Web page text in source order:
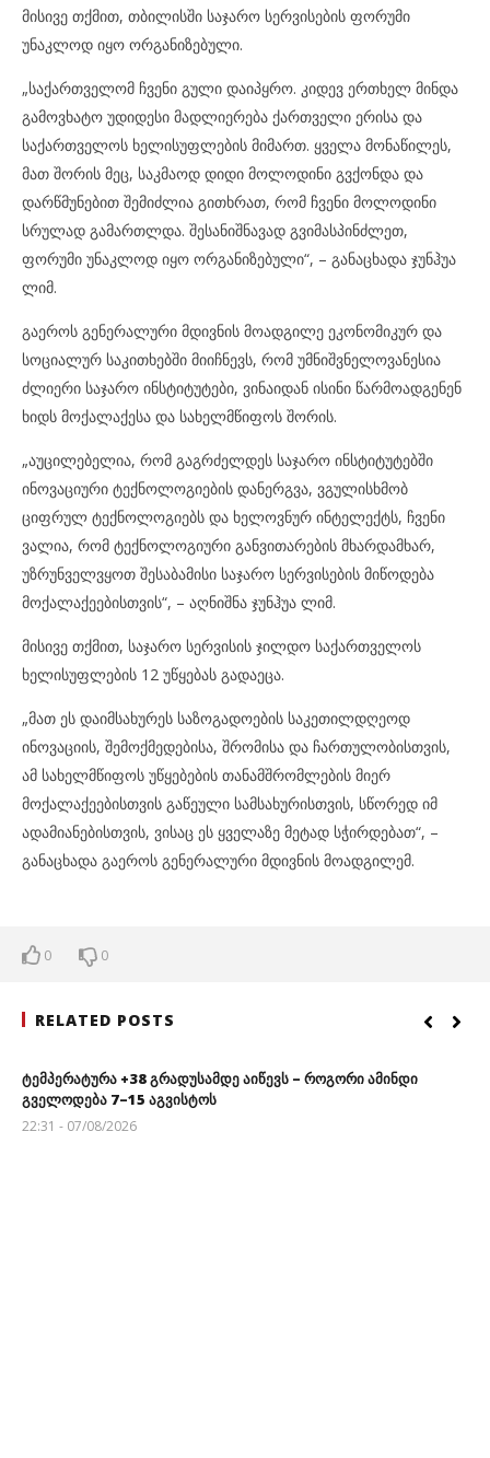
მისივე თქმით, თბილისში საჯარო სერვისების ფორუმი
უნაკლოდ იყო ორგანიზებული.
„საქართველომ ჩვენი გული დაიპყრო. კიდევ ერთხელ მინდა
გამოვხატო უდიდესი მადლიერება ქართველი ერისა და
საქართველოს ხელისუფლების მიმართ. ყველა მონაწილეს,
მათ შორის მეც, საკმაოდ დიდი მოლოდინი გვქონდა და
დარწმუნებით შემიძლია გითხრათ, რომ ჩვენი მოლოდინი
სრულად გამართლდა. შესანიშნავად გვიმასპინძლეთ,
ფორუმი უნაკლოდ იყო ორგანიზებული“, – განაცხადა ჯუნჰუა
ლიმ.
გაეროს გენერალური მდივნის მოადგილე ეკონომიკურ და
სოციალურ საკითხებში მიიჩნევს, რომ უმნიშვნელოვანესია
ძლიერი საჯარო ინსტიტუტები, ვინაიდან ისინი წარმოადგენენ
ხიდს მოქალაქესა და სახელმწიფოს შორის.
„აუცილებელია, რომ გაგრძელდეს საჯარო ინსტიტუტებში
ინოვაციური ტექნოლოგიების დანერგვა, ვგულისხმობ
ციფრულ ტექნოლოგიებს და ხელოვნურ ინტელექტს, ჩვენი
ვალია, რომ ტექნოლოგიური განვითარების მხარდამხარ,
უზრუნველვყოთ შესაბამისი საჯარო სერვისების მიწოდება
მოქალაქეებისთვის“, – აღნიშნა ჯუნჰუა ლიმ.
მისივე თქმით, საჯარო სერვისის ჯილდო საქართველოს
ხელისუფლების 12 უწყებას გადაეცა.
„მათ ეს დაიმსახურეს საზოგადოების საკეთილდღეოდ
ინოვაციის, შემოქმედებისა, შრომისა და ჩართულობისთვის,
ამ სახელმწიფოს უწყებების თანამშრომლების მიერ
მოქალაქეებისთვის გაწეული სამსახურისთვის, სწორედ იმ
ადამიანებისთვის, ვისაც ეს ყველაზე მეტად სჭირდებათ“, –
განაცხადა გაეროს გენერალური მდივნის მოადგილემ.
0 0
RELATED POSTS
ტემპერატურა +38 გრადუსამდე აიწევს – როგორი ამინდი
გველოდება 7–15 აგვისტოს
22:31 - 07/08/2026